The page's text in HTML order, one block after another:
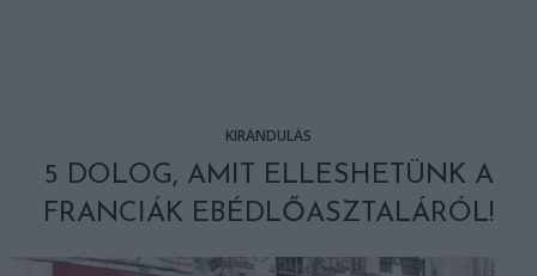
KIRÁNDULÁS
5 DOLOG, AMIT ELLESHETÜNK A
FRANCIÁK EBÉDLŐASZTALÁRÓL!